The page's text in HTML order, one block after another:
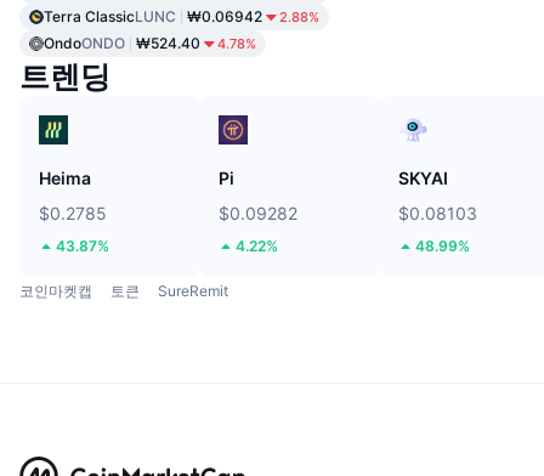
Terra ClassicLUNC ₩0.06942 2.88%
OndoONDO ₩524.40 4.78%
트렌딩
Heima
$0.2785
43.87%
Pi
$0.09282
4.22%
SKYAI
$0.08103
48.99%
코인마켓캡 토큰 SureRemit